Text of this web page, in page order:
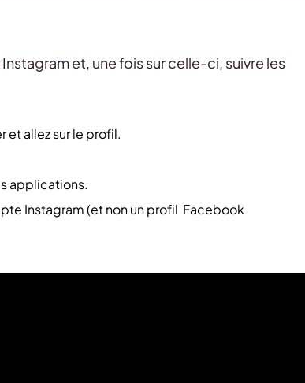
et, une fois sur celle-ci, suivre les
et allez sur le profil.
applications.
Instagram (et non un profil Facebook